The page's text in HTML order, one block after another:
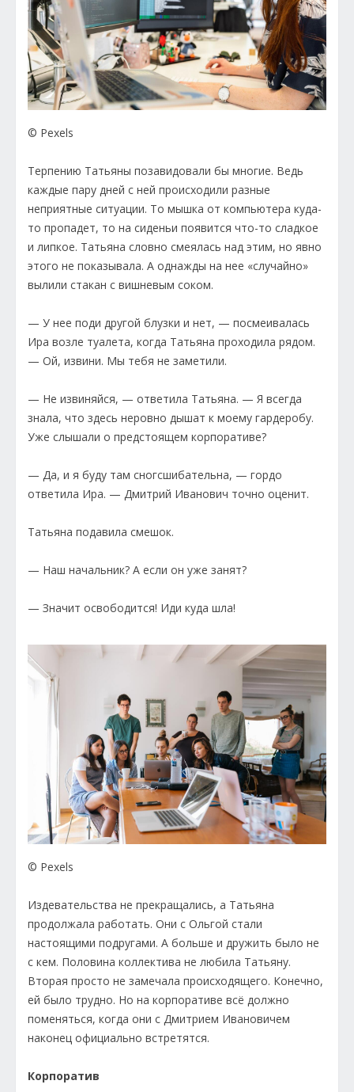
© Pexels
Терпению Татьяны позавидовали бы многие. Ведь
каждые пару дней с ней происходили разные
неприятные ситуации. То мышка от компьютера куда-
то пропадет, то на сиденьи появится что-то сладкое
и липкое. Татьяна словно смеялась над этим, но явно
этого не показывала. А однажды на нее «случайно»
вылили стакан с вишневым соком.
— У нее поди другой блузки и нет, — посмеивалась
Ира возле туалета, когда Татьяна проходила рядом.
— Ой, извини. Мы тебя не заметили.
— Не извиняйся, — ответила Татьяна. — Я всегда
знала, что здесь неровно дышат к моему гардеробу.
Уже слышали о предстоящем корпоративе?
— Да, и я буду там сногсшибательна, — гордо
ответила Ира. — Дмитрий Иванович точно оценит.
Татьяна подавила смешок.
— Наш начальник? А если он уже занят?
— Значит освободится! Иди куда шла!
© Pexels
Издевательства не прекращались, а Татьяна
продолжала работать. Они с Ольгой стали
настоящими подругами. А больше и дружить было не
с кем. Половина коллектива не любила Татьяну.
Вторая просто не замечала происходящего. Конечно,
ей было трудно. Но на корпоративе всё должно
поменяться, когда они с Дмитрием Ивановичем
наконец официально встретятся.
Корпоратив